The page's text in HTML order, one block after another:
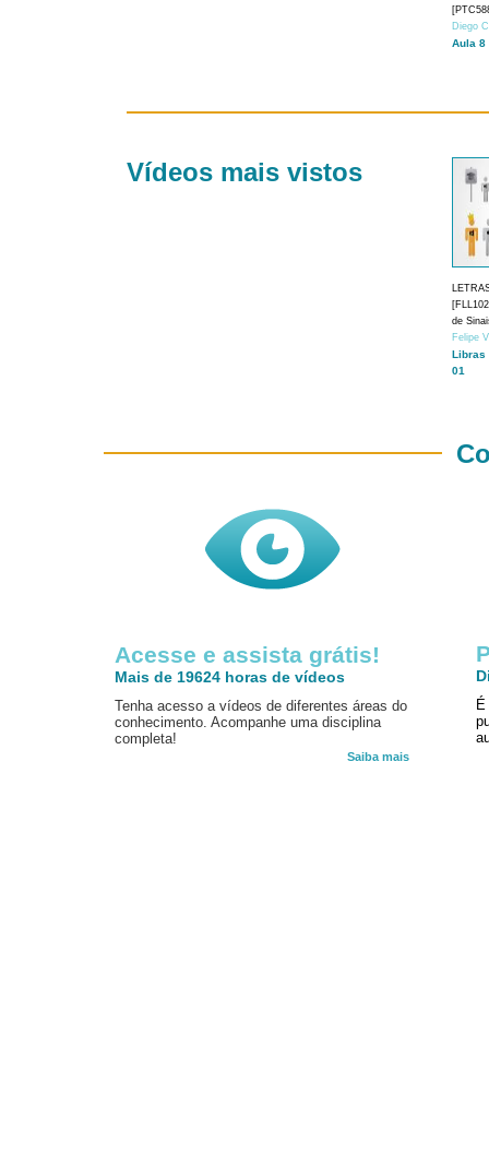
Diego
Aula 8
Vídeos mais vistos
de
Felipe
Libras
01
Acesse e assista grátis!
Mais de 19624 horas de vídeos
Tenha acesso a vídeos de diferentes áreas do
conhecimento. Acompanhe uma disciplina
completa!
Saiba mais